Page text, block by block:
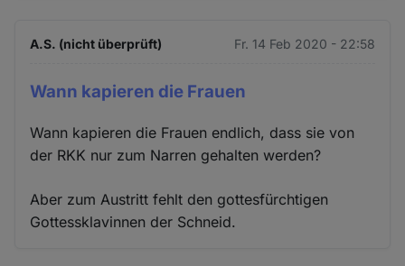
A.S. (nicht überprüft) Fr. 14 Feb 2020 - 22:58
Wann kapieren die Frauen
Wann kapieren die Frauen endlich, dass sie von
der RKK nur zum Narren gehalten werden?
Aber zum Austritt fehlt den gottesfürchtigen
Gottessklavinnen der Schneid.